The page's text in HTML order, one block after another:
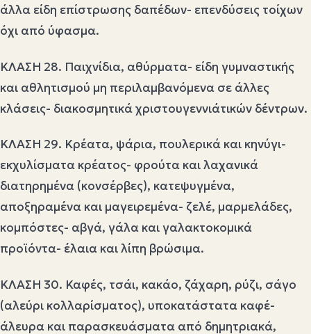
άλλα είδη επίστρωσης δαπέδων- επενδύσεις τοίχων
όχι από ύφασμα.
ΚΛΑΣΗ 28. Παιχνίδια, αθύρματα- είδη γυμναστικής
και αθλητισμού μη περιλαμβανόμενα σε άλλες
κλάσεις- διακοσμητικά χριστουγεννιάτικών δέντρων.
ΚΛΑΣΗ 29. Κρέατα, ψάρια, πουλερικά και κηνύγι-
εκχυλίσματα κρέατος- φρούτα και λαχανικά
διατηρημένα (κονσέρβες), κατεψυγμένα,
αποξηραμένα και μαγειρεμένα- ζελέ, μαρμελάδες,
κομπόστες- αβγά, γάλα και γαλακτοκομικά
προϊόντα- έλαια και λίπη βρώσιμα.
ΚΛΑΣΗ 30. Καφές, τσάι, κακάο, ζάχαρη, ρύζι, σάγο
(αλεύρι κολλαρίσματος), υποκατάστατα καφέ-
άλευρα και παρασκευάσματα από δημητριακά,